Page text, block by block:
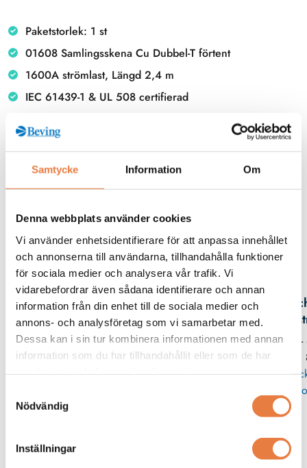
Samtycke Information Om
Denna webbplats använder cookies
Vi använder enhetsidentifierare för att anpassa innehållet
och annonserna till användarna, tillhandahålla funktioner
för sociala medier och analysera vår trafik. Vi
vidarebefordrar även sådana identifierare och annan
information från din enhet till de sociala medier och
annons- och analysföretag som vi samarbetar med.
Dessa kan i sin tur kombinera informationen med annan
information som du har tillhandahållit eller som de har
Nödvändig
Inställningar
Paketstorlek: 1 st
01608 Samlingsskena Cu Dubbel-T förtent
1600A strömlast, Längd 2,4 m
IEC 61439-1 & UL 508 certifierad
Beskrivning
Filer
Kontaktperson
08